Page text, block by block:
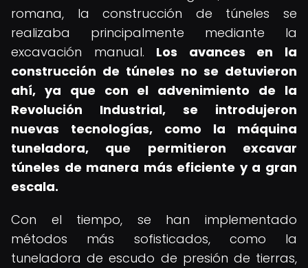
romana, la construcción de túneles se
realizaba principalmente mediante la
excavación manual. Los avances en la
construcción de túneles no se detuvieron
ahí, ya que con el advenimiento de la
Revolución Industrial, se introdujeron
nuevas tecnologías, como la máquina
tuneladora, que permitieron excavar
túneles de manera más eficiente y a gran
escala.
Con el tiempo, se han implementado
métodos más sofisticados, como la
tuneladora de escudo de presión de tierras,